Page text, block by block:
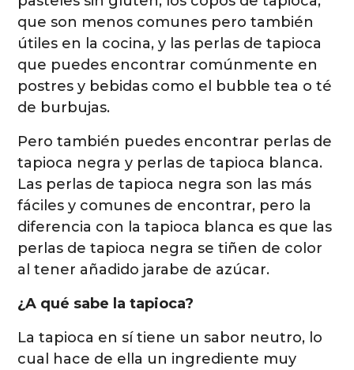
que son menos comunes pero también
útiles en la cocina, y las perlas de tapioca
que puedes encontrar comúnmente en
postres y bebidas como el bubble tea o té
de burbujas.
Pero también puedes encontrar perlas de
tapioca negra y perlas de tapioca blanca.
Las perlas de tapioca negra son las más
fáciles y comunes de encontrar, pero la
diferencia con la tapioca blanca es que las
perlas de tapioca negra se tiñen de color
al tener añadido jarabe de azúcar.
¿A qué sabe la tapioca?
La tapioca en sí tiene un sabor neutro, lo
cual hace de ella un ingrediente muy